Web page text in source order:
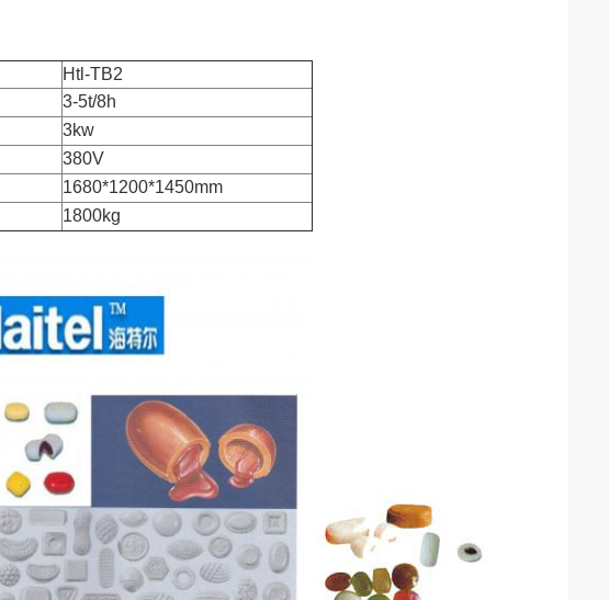
Htl-TB2
3-5t/8h
3kw
380V
1680*1200*1450mm
1800kg